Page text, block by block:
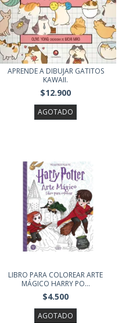
APRENDE A DIBUJAR GATITOS
KAWAII.
$12.900
AGOTADO
LIBRO PARA COLOREAR ARTE
MÁGICO HARRY PO...
$4.500
AGOTADO